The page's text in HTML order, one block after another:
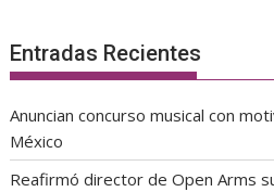
Entradas Recientes
Anuncian concurso musical con
México
Reafirmó director de Open Arms